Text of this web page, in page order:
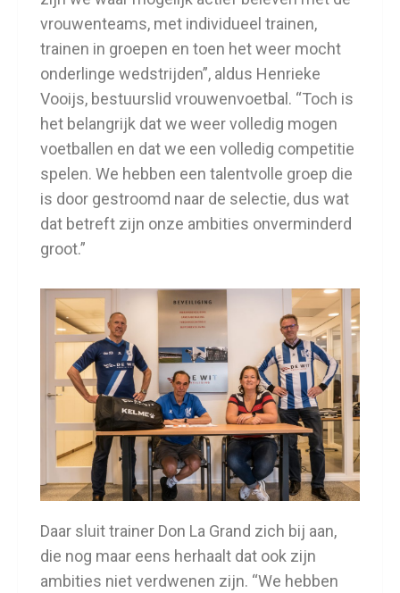
vrouwenteams, met individueel trainen,
trainen in groepen en toen het weer mocht
onderlinge wedstrijden”, aldus Henrieke
Vooijs, bestuurslid vrouwenvoetbal. “Toch is
het belangrijk dat we weer volledig mogen
voetballen en dat we een volledig competitie
spelen. We hebben een talentvolle groep die
is door gestroomd naar de selectie, dus wat
dat betreft zijn onze ambities onverminderd
groot.”
Daar sluit trainer Don La Grand zich bij aan,
die nog maar eens herhaalt dat ook zijn
ambities niet verdwenen zijn. “We hebben